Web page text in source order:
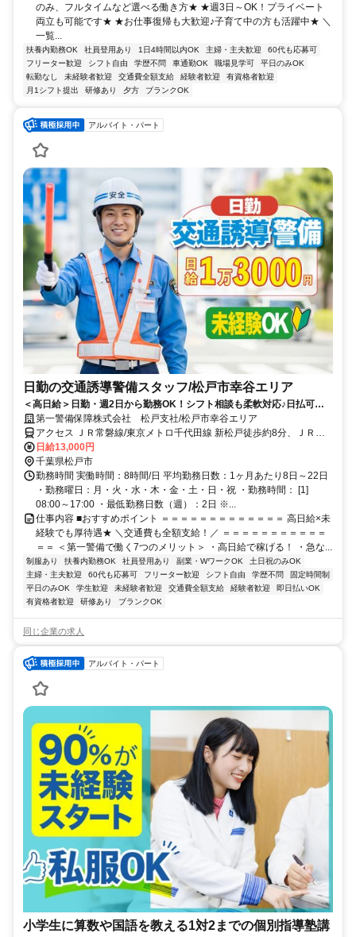
のみ、フルタイムなど選べる働き方★ ★週3日～OK！プライベート
両立も可能です★ ★お仕事復帰も大歓迎♪子育て中の方も活躍中★ ＼
一覧...
扶養内勤務OK 社員登用あり 1日4時間以内OK 主婦・主夫歓迎
60代も応募可
フリーター歓迎
シフト自由 学歴不問 車通勤OK 職場見学可
平日のみOK
転勤なし
未経験者歓迎 交通費全額支給 経験者歓迎
有資格者歓迎
月1シフト提出
研修あり 夕方 ブランクOK
アルバイト・パート
日勤の交通誘導警備スタッフ/松戸市幸谷エリア
＜高日給＞日勤・週2日から勤務OK！シフト相談も柔軟対応♪日払可◎
未経験歓迎★
第一警備保障株式会社 松戸支社/松戸市幸谷エリア
アクセス ＪＲ常磐線/東京メトロ千代田線 新松戸徒歩約8分、ＪＲ常
磐線/東京メトロ千代田線 新松戸徒歩約8分、流鉄流山線 幸谷徒歩約8
分 直行直帰OK＊交通費全額支給＊
日給13,000円
千葉県松戸市
勤務時間 実働時間：8時間/日 平均勤務日数：1ヶ月あたり8日～22日
・勤務曜日：月・火・水・木・金・土・日・祝 ・勤務時間： [1]
08:00～17:00 ・最低勤務日数（週）：2日 ※...
仕事内容 ■おすすめポイント ＝＝＝＝＝＝＝＝＝＝＝＝＝ 高日給×未
経験でも厚待遇★ ＼交通費も全額支給！／ ＝＝＝＝＝＝＝＝＝＝＝
＝＝ ＜第一警備で働く7つのメリット＞ ・高日給で稼げる！ ・急な...
制服あり 扶養内勤務OK 社員登用あり 副業・WワークOK
土日祝のみOK
主婦・主夫歓迎
60代も応募可 フリーター歓迎 シフト自由 学歴不問
固定時間制
平日のみOK
学生歓迎 未経験者歓迎 交通費全額支給 経験者歓迎
即日払いOK
有資格者歓迎
研修あり ブランクOK
同じ企業の求人
アルバイト・パート
小学生に算数や国語を教える1対2までの個別指導塾講